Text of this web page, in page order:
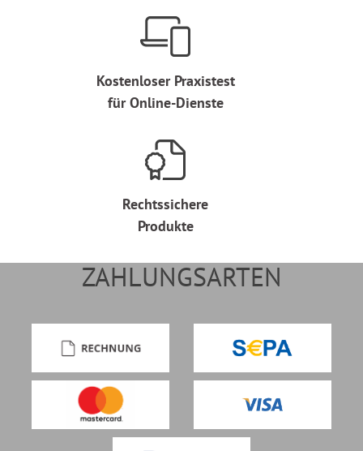
Kostenloser Praxistest
für Online-Dienste
Rechtssichere
Produkte
ZAHLUNGSARTEN